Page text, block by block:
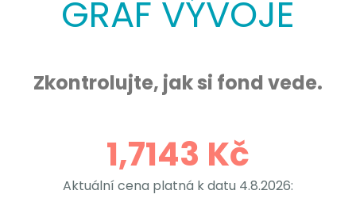
GRAF VÝVOJE
Zkontrolujte, jak si fond vede.
1,7143 Kč
Aktuální cena platná k datu 4.8.2026: